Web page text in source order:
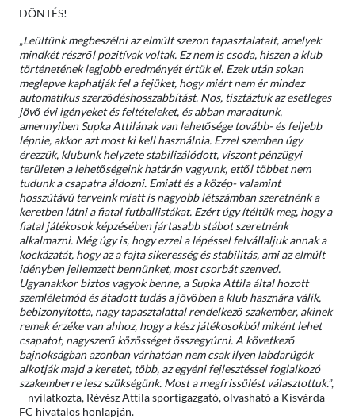
DÖNTÉS!
„Leültünk megbeszélni az elmúlt szezon tapasztalatait, amelyek
mindkét részről pozitívak voltak. Ez nem is csoda, hiszen a klub
történetének legjobb eredményét értük el. Ezek után sokan
meglepve kaphatják fel a fejüket, hogy miért nem ér mindez
automatikus szerződéshosszabbítást. Nos, tisztáztuk az esetleges
jövő évi igényeket és feltételeket, és abban maradtunk,
amennyiben Supka Attilának van lehetősége tovább- és feljebb
lépnie, akkor azt most ki kell használnia. Ezzel szemben úgy
érezzük, klubunk helyzete stabilizálódott, viszont pénzügyi
területen a lehetőségeink határán vagyunk, ettől többet nem
tudunk a csapatra áldozni. Emiatt és a közép- valamint
hosszútávú terveink miatt is nagyobb létszámban szeretnénk a
keretben látni a fiatal futballistákat. Ezért úgy ítéltük meg, hogy a
fiatal játékosok képzésében jártasabb stábot szeretnénk
alkalmazni. Még úgy is, hogy ezzel a lépéssel felvállaljuk annak a
kockázatát, hogy az a fajta sikeresség és stabilitás, ami az elmúlt
idényben jellemzett bennünket, most csorbát szenved.
Ugyanakkor biztos vagyok benne, a Supka Attila által hozott
szemléletmód és átadott tudás a jövőben a klub hasznára válik,
bebizonyította, nagy tapasztalattal rendelkező szakember, akinek
remek érzéke van ahhoz, hogy a kész játékosokból miként lehet
csapatot, nagyszerű közösséget összegyúrni. A következő
bajnokságban azonban várhatóan nem csak ilyen labdarúgók
alkotják majd a keretet, több, az egyéni fejlesztéssel foglalkozó
szakemberre lesz szükségünk. Most a megfrissülést választottuk.”,
– nyilatkozta, Révész Attila sportigazgató, olvasható a Kisvárda
FC hivatalos honlapján.